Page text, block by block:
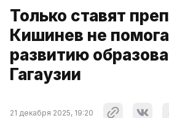
Только ставят
Кишинев не
развитию
Гагаузии
21 декабря 2025, 19:20